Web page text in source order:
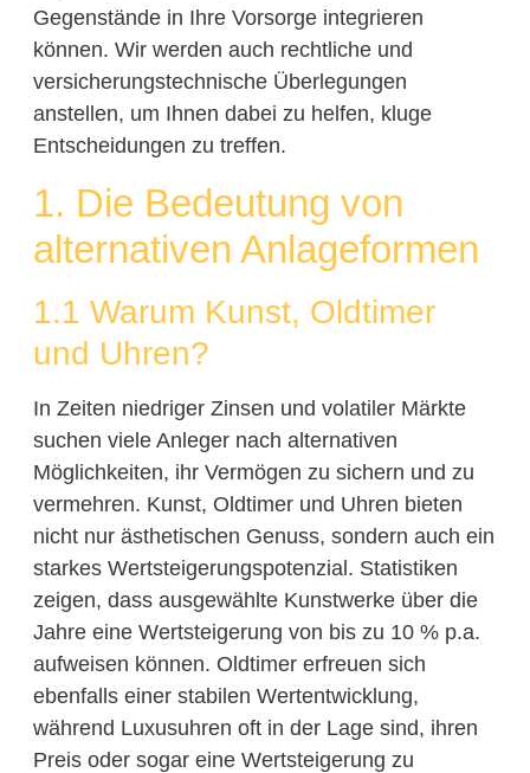
Gegenstände in Ihre Vorsorge integrieren
können. Wir werden auch rechtliche und
versicherungstechnische Überlegungen
anstellen, um Ihnen dabei zu helfen, kluge
Entscheidungen zu treffen.
1. Die Bedeutung von
alternativen Anlageformen
1.1 Warum Kunst, Oldtimer
und Uhren?
In Zeiten niedriger Zinsen und volatiler Märkte
suchen viele Anleger nach alternativen
Möglichkeiten, ihr Vermögen zu sichern und zu
vermehren. Kunst, Oldtimer und Uhren bieten
nicht nur ästhetischen Genuss, sondern auch ein
starkes Wertsteigerungspotenzial. Statistiken
zeigen, dass ausgewählte Kunstwerke über die
Jahre eine Wertsteigerung von bis zu 10 % p.a.
aufweisen können. Oldtimer erfreuen sich
ebenfalls einer stabilen Wertentwicklung,
während Luxusuhren oft in der Lage sind, ihren
Preis oder sogar eine Wertsteigerung zu